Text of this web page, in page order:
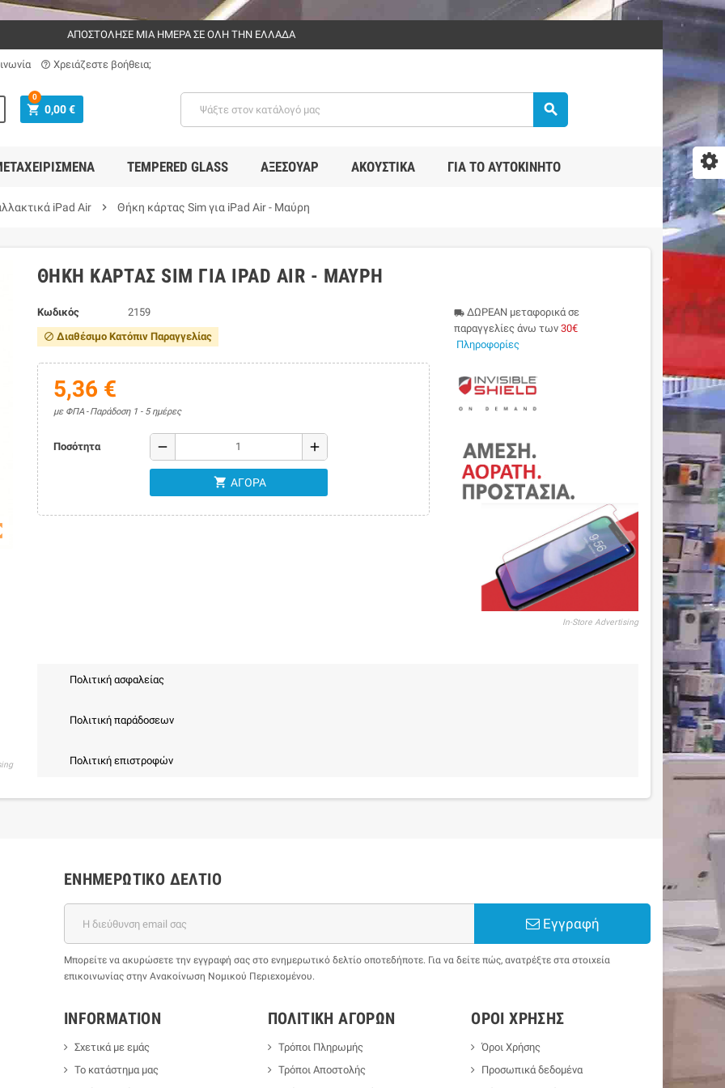
ΑΠΟΣΤΟΛΗΣΕ ΜΙΑ ΗΜΕΡΑ ΣΕ ΟΛΗ ΤΗΝ ΕΛΛΑΔΑ
help_outline Χρειάζεστε βοήθεια;
shopping_cart 0,00 €
0
search
TEMPERED GLASS ΑΞΕΣΟΥΆΡ ΑΚΟΥΣΤΙΚΆ ΓΙΑ ΤΟ ΑΥΤΟΚΊΝΗΤΟ
iPad Air chevron_right Θήκη κάρτας Sim για iPad Air - Μαύρη
ΘΉΚΗ ΚΆΡΤΑΣ SIM ΓΙΑ IPAD AIR - ΜΑΎΡΗ
Κωδικός 2159
block Διαθέσιμο Κατόπιν Παραγγελίας
5,36 €
με ΦΠΑ Παράδοση 1 - 5 ημέρες
Ποσότητα remove add
shopping_cart ΑΓΟΡΆ
local_shipping ΔΩΡΕΑΝ μεταφορικά σε
παραγγελίες άνω των 30€
Πληροφορίες
In-Store Advertising
Πολιτική ασφαλείας
Πολιτική παράδοσεων
Πολιτική επιστροφών
ΕΝΗΜΕΡΩΤΙΚΌ ΔΕΛΤΊΟ
Εγγραφή
Μπορείτε να ακυρώσετε την εγγραφή σας στο ενημερωτικό δελτίο οποτεδήποτε. Για να δείτε πώς, ανατρέξτε στα στοιχεία
επικοινωνίας στην Ανακοίνωση Νομικού Περιεχομένου.
INFORMATION
Σχετικά με εμάς
Το κατάστημα μας
ΠΟΛΙΤΙΚΉ ΑΓΟΡΏΝ
Τρόποι Πληρωμής
Τρόποι Αποστολής
ΌΡΟΙ ΧΡΉΣΗΣ
Όροι Χρήσης
Προσωπικά δεδομένα